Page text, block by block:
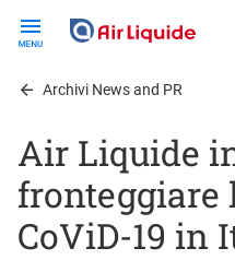
contentArchivi News and PR
Air Liquide
fronteggiare
CoViD-19 in